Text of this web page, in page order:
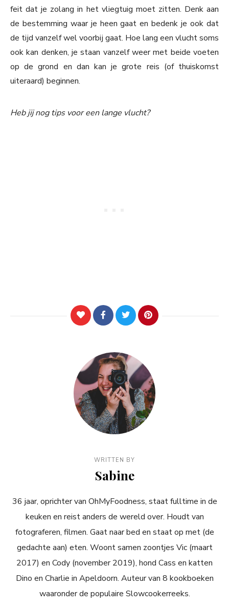
feit dat je zolang in het vliegtuig moet zitten. Denk aan
de bestemming waar je heen gaat en bedenk je ook dat
de tijd vanzelf wel voorbij gaat. Hoe lang een vlucht soms
ook kan denken, je staan vanzelf weer met beide voeten
op de grond en dan kan je grote reis (of thuiskomst
uiteraard) beginnen.
Heb jij nog tips voor een lange vlucht?
WRITTEN BY
Sabine
36 jaar, oprichter van OhMyFoodness, staat fulltime in de
keuken en reist anders de wereld over. Houdt van
fotograferen, filmen. Gaat naar bed en staat op met (de
gedachte aan) eten. Woont samen zoontjes Vic (maart
2017) en Cody (november 2019), hond Cass en katten
Dino en Charlie in Apeldoorn. Auteur van 8 kookboeken
waaronder de populaire Slowcookerreeks.